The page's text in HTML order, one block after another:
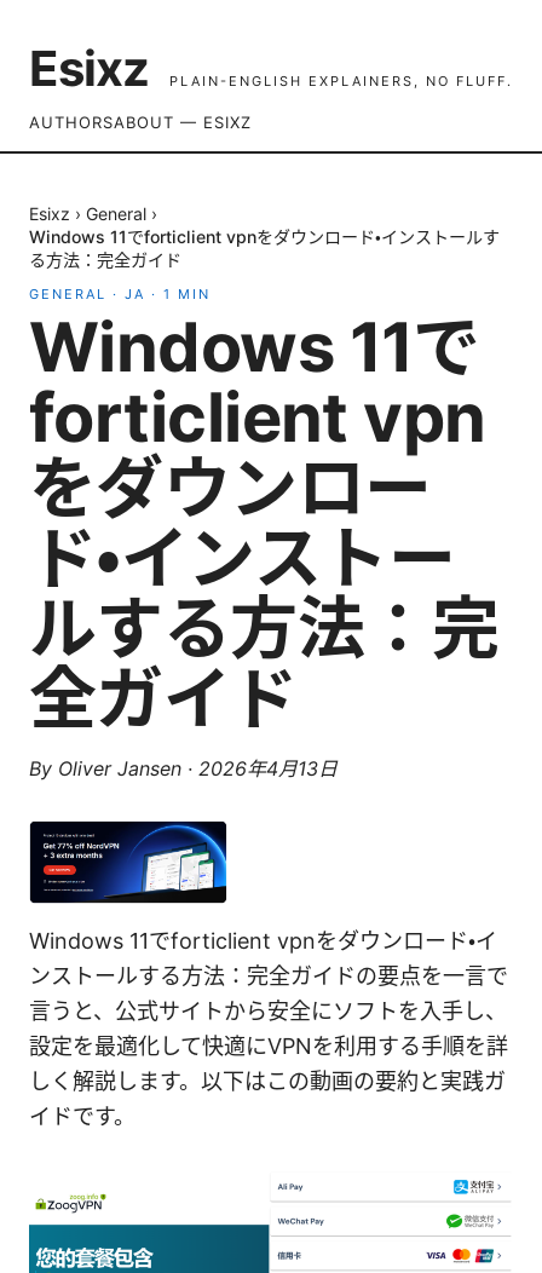
Esixz PLAIN-ENGLISH EXPLAINERS, NO FLUFF.
AUTHORSABOUT — ESIXZ
Esixz › General ›
Windows 11でforticlient vpnをダウンロード・インストールす
る方法：完全ガイド
GENERAL · JA · 1 MIN
Windows 11で
forticlient vpn
をダウンロー
ド・インストー
ルする方法：完
全ガイド
By Oliver Jansen · 2026年4月13日
Windows 11でforticlient vpnをダウンロード・イ
ンストールする方法：完全ガイドの要点を一言で
言うと、公式サイトから安全にソフトを入手し、
設定を最適化して快適にVPNを利用する手順を詳
しく解説します。以下はこの動画の要約と実践ガ
イドです。